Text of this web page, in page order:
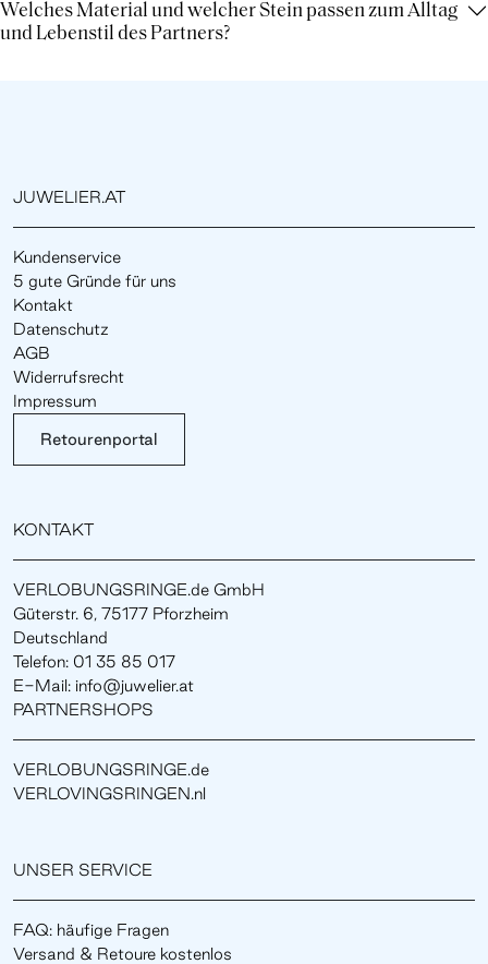
Welches Material und welcher Stein passen zum Alltag
und Lebenstil des Partners?
JUWELIER.AT
Kundenservice
5 gute Gründe für uns
Kontakt
Datenschutz
AGB
Widerrufsrecht
Impressum
Retourenportal
KONTAKT
VERLOBUNGSRINGE.de GmbH
Güterstr. 6, 75177 Pforzheim
Deutschland
Telefon: 01 35 85 017
E-Mail: info@juwelier.at
PARTNERSHOPS
VERLOBUNGSRINGE.de
VERLOVINGSRINGEN.nl
UNSER SERVICE
FAQ: häufige Fragen
Versand & Retoure kostenlos